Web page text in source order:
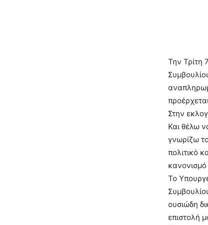
Την Τρίτη
Στην
Και θέλω
γνωρίζω
πολιτικό
κανονισμό
Το
ουσιώδη
επιστολή